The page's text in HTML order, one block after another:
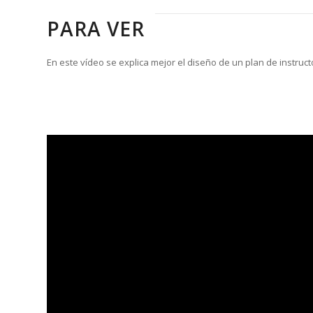
PARA VER
En este vídeo se explica mejor el diseño de un plan de